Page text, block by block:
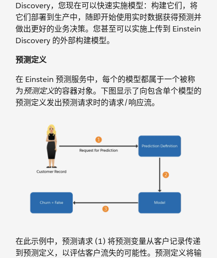
Discovery，您现在可以快速实施模型：构建它们，将
它们部署到生产中，随即开始使用实时数据获得预测并
做出更好的业务决策。您甚至可以实施上传到 Einstein
Discovery 的外部构建模型。
预测定义
在 Einstein 预测服务中，每个的模型都属于一个被称
为预测定义的容器对象。下图显示了向包含单个模型的
预测定义发出预测请求时的请求/响应流。
在此示例中，预测请求 (1) 将预测变量从客户记录传递
到预测定义，以评估客户流失的可能性。预测定义将输